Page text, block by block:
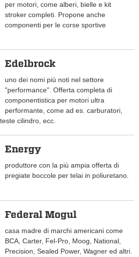
per motori, come alberi, bielle e kit
stroker completi. Propone anche
componenti per le corse sportive
Edelbrock
uno dei nomi più noti nel settore
"performance". Offerta completa di
componentistica per motori ultra
performante, come ad es. carburatori,
cilindro, ecc.
Energy
produttore con la più ampia offerta di
pregiate boccole per telai in poliuretano.
Federal Mogul
casa madre di marchi americani come
BCA, Carter, Fel-Pro, Moog, National,
Precision, Sealed Power, Wagner ed altri.